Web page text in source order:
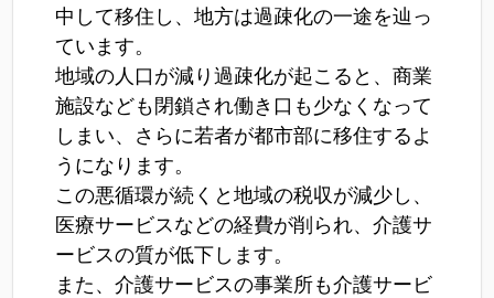
中して移住し、地方は過疎化の一途を辿っ
ています。
地域の人口が減り過疎化が起こると、商業
施設なども閉鎖され働き口も少なくなって
しまい、さらに若者が都市部に移住するよ
うになります。
この悪循環が続くと地域の税収が減少し、
医療サービスなどの経費が削られ、介護サ
ービスの質が低下します。
また、介護サービスの事業所も介護サービ